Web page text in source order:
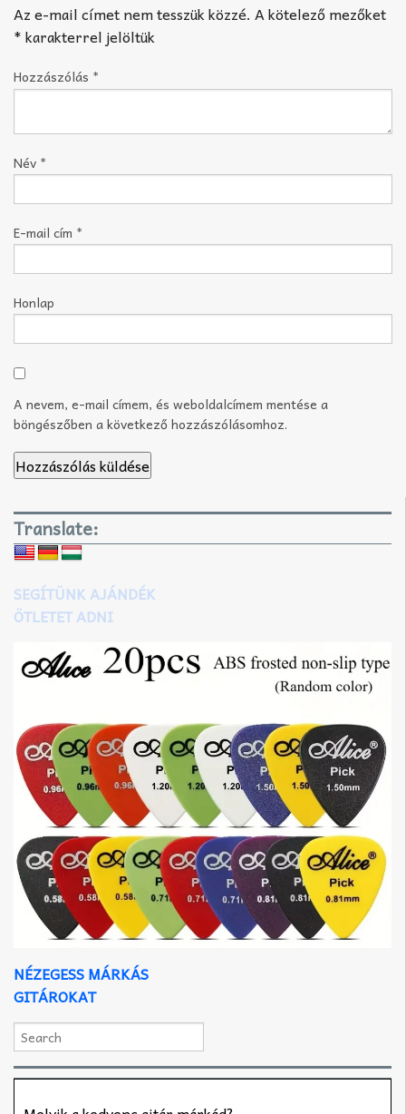
Az e-mail címet nem tesszük közzé. A kötelező mezőket
*karakterrel jelöltük
Hozzászólás *
Név *
E-mail cím *
Honlap
A nevem, e-mail címem, és weboldalcímem mentése a
böngészőben a következő hozzászólásomhoz.
Translate:
SEGÍTÜNK AJÁNDÉK
ÖTLETET ADNI
NÉZEGESS MÁRKÁS
GITÁROKAT